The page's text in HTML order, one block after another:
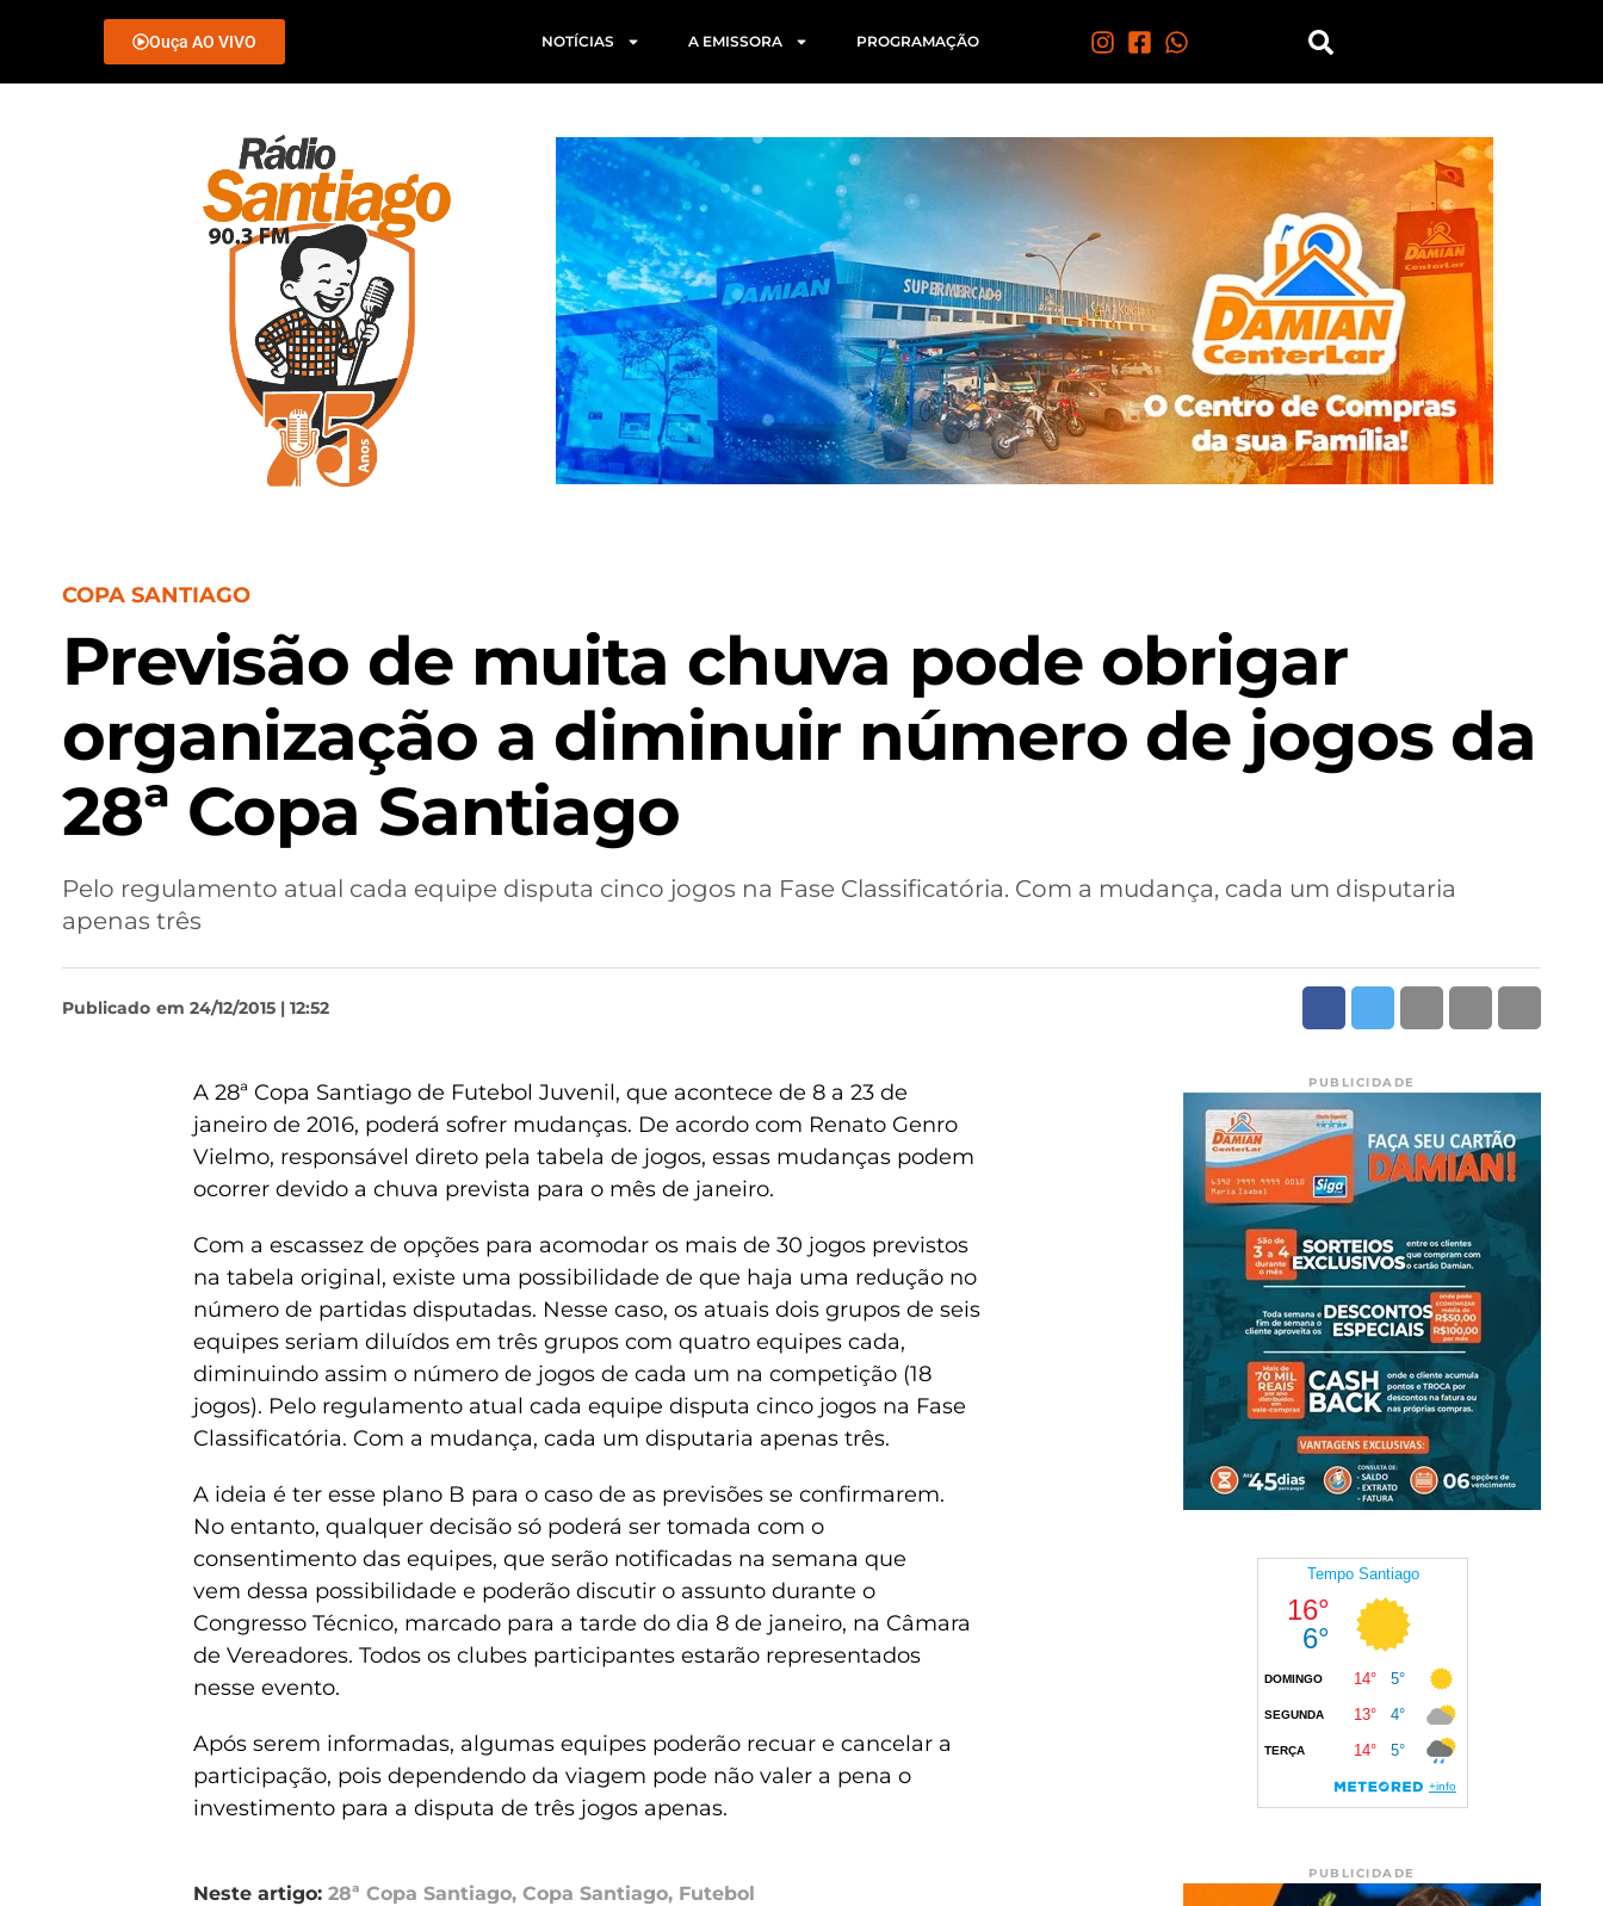
Ouça AO VIVO NOTÍCIAS A EMISSORA PROGRAMAÇÃO
COPA SANTIAGO
Previsão de muita chuva pode obrigar
organização a diminuir número de jogos da
28ª Copa Santiago
Pelo regulamento atual cada equipe disputa cinco jogos na Fase Classificatória. Com a mudança, cada um disputaria
apenas três
Publicado em 24/12/2015 | 12:52
A 28ª Copa Santiago de Futebol Juvenil, que acontece de 8 a 23 de
janeiro de 2016, poderá sofrer mudanças. De acordo com Renato Genro
Vielmo, responsável direto pela tabela de jogos, essas mudanças podem
ocorrer devido a chuva prevista para o mês de janeiro.
Com a escassez de opções para acomodar os mais de 30 jogos previstos
na tabela original, existe uma possibilidade de que haja uma redução no
número de partidas disputadas. Nesse caso, os atuais dois grupos de seis
equipes seriam diluídos em três grupos com quatro equipes cada,
diminuindo assim o número de jogos de cada um na competição (18
jogos). Pelo regulamento atual cada equipe disputa cinco jogos na Fase
Classificatória. Com a mudança, cada um disputaria apenas três.
A ideia é ter esse plano B para o caso de as previsões se confirmarem.
No entanto, qualquer decisão só poderá ser tomada com o
consentimento das equipes, que serão notificadas na semana que
vem dessa possibilidade e poderão discutir o assunto durante o
Congresso Técnico, marcado para a tarde do dia 8 de janeiro, na Câmara
de Vereadores. Todos os clubes participantes estarão representados
nesse evento.
Após serem informadas, algumas equipes poderão recuar e cancelar a
participação, pois dependendo da viagem pode não valer a pena o
investimento para a disputa de três jogos apenas.
Neste artigo: 28ª Copa Santiago, Copa Santiago, Futebol
PUBLICIDADE
PUBLICIDADE